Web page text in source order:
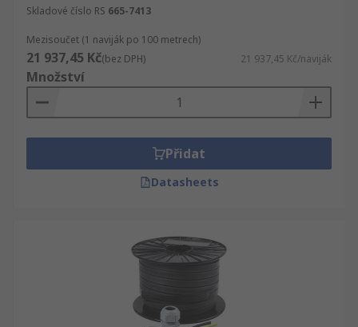
Skladové číslo RS 665-7413
Mezisoučet (1 naviják po 100 metrech)
21 937,45 Kč(bez DPH) 21 937,45 Kč/naviják
Množství
Přidat
Datasheets